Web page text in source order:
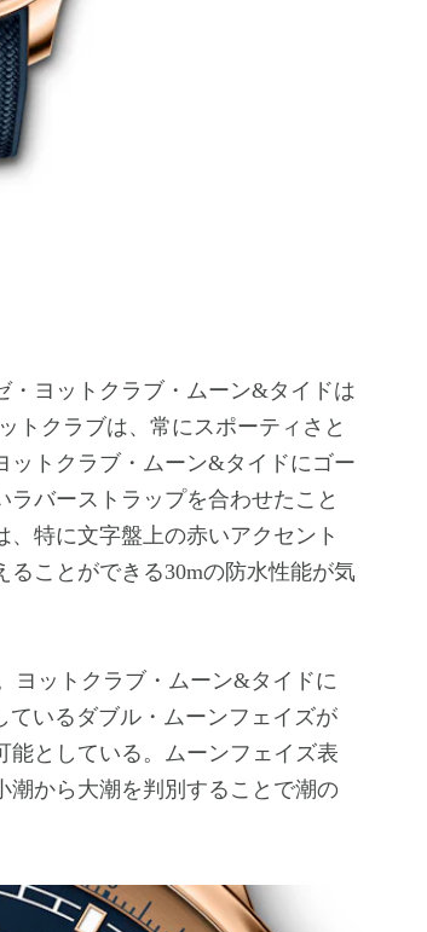
ヨットクラブ・ムーン&タイドは
トクラブは、常にスポーティさと
ットクラブ・ムーン&タイドにゴー
バーストラップを合わせたこと
特に文字盤上の赤いアクセント
ことができる30mの防水性能が気
ヨットクラブ・ムーン&タイドに
いるダブル・ムーンフェイズが
能としている。ムーンフェイズ表
潮から大潮を判別することで潮の